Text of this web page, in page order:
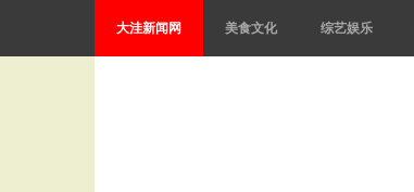
大洼新闻网 美食文化 综艺娱乐